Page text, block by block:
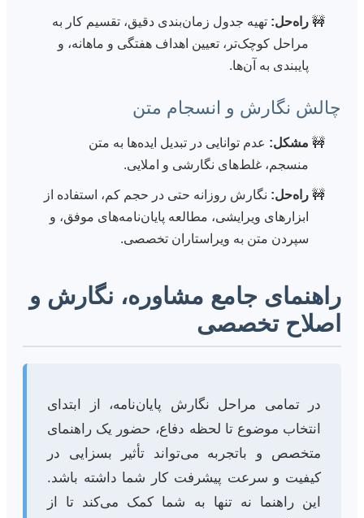
راه‌حل: تهیه جدول زمان‌بندی دقیق، تقسیم کار به
مراحل کوچک‌تر، تعیین اهداف هفتگی و ماهانه، و
پایبندی به آن‌ها.
چالش نگارش و انسجام متن
مشکل: عدم توانایی در تبدیل ایده‌ها به متن
منسجم، غلط‌های نگارشی و املایی.
راه‌حل: نگارش روزانه حتی در حجم کم، استفاده از
ابزارهای ویرایشی، مطالعه پایان‌نامه‌های موفق، و
سپردن متن به ویراستاران تخصصی.
راهنمای جامع مشاوره، نگارش و
اصلاح تخصصی
در تمامی مراحل نگارش پایان‌نامه، از ابتدای
انتخاب موضوع تا لحظه دفاع، حضور یک راهنمای
متخصص و باتجربه می‌تواند تأثیر بسزایی در
کیفیت و سرعت پیشرفت کار شما داشته باشد.
این راهنما نه تنها به شما کمک می‌کند تا از